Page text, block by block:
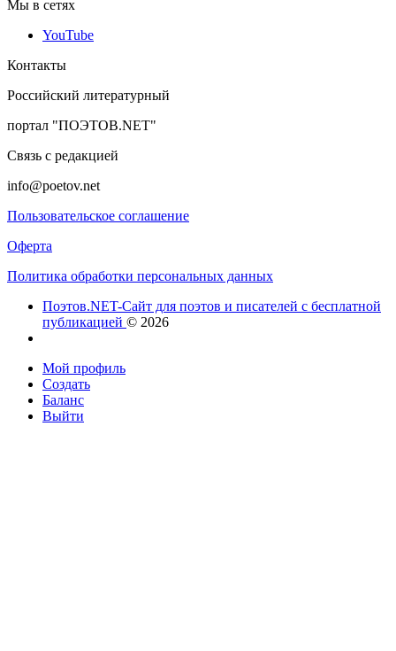
Мы в сетях
YouTube
Контакты
Российский литературный
портал "ПОЭТОВ.NET"
Связь с редакцией
info@poetov.net
Пользовательское соглашение
Оферта
Политика обработки персональных данных
Поэтов.NET-Сайт для поэтов и писателей с бесплатной
публикацией © 2026
Мой профиль
Создать
Баланс
Выйти